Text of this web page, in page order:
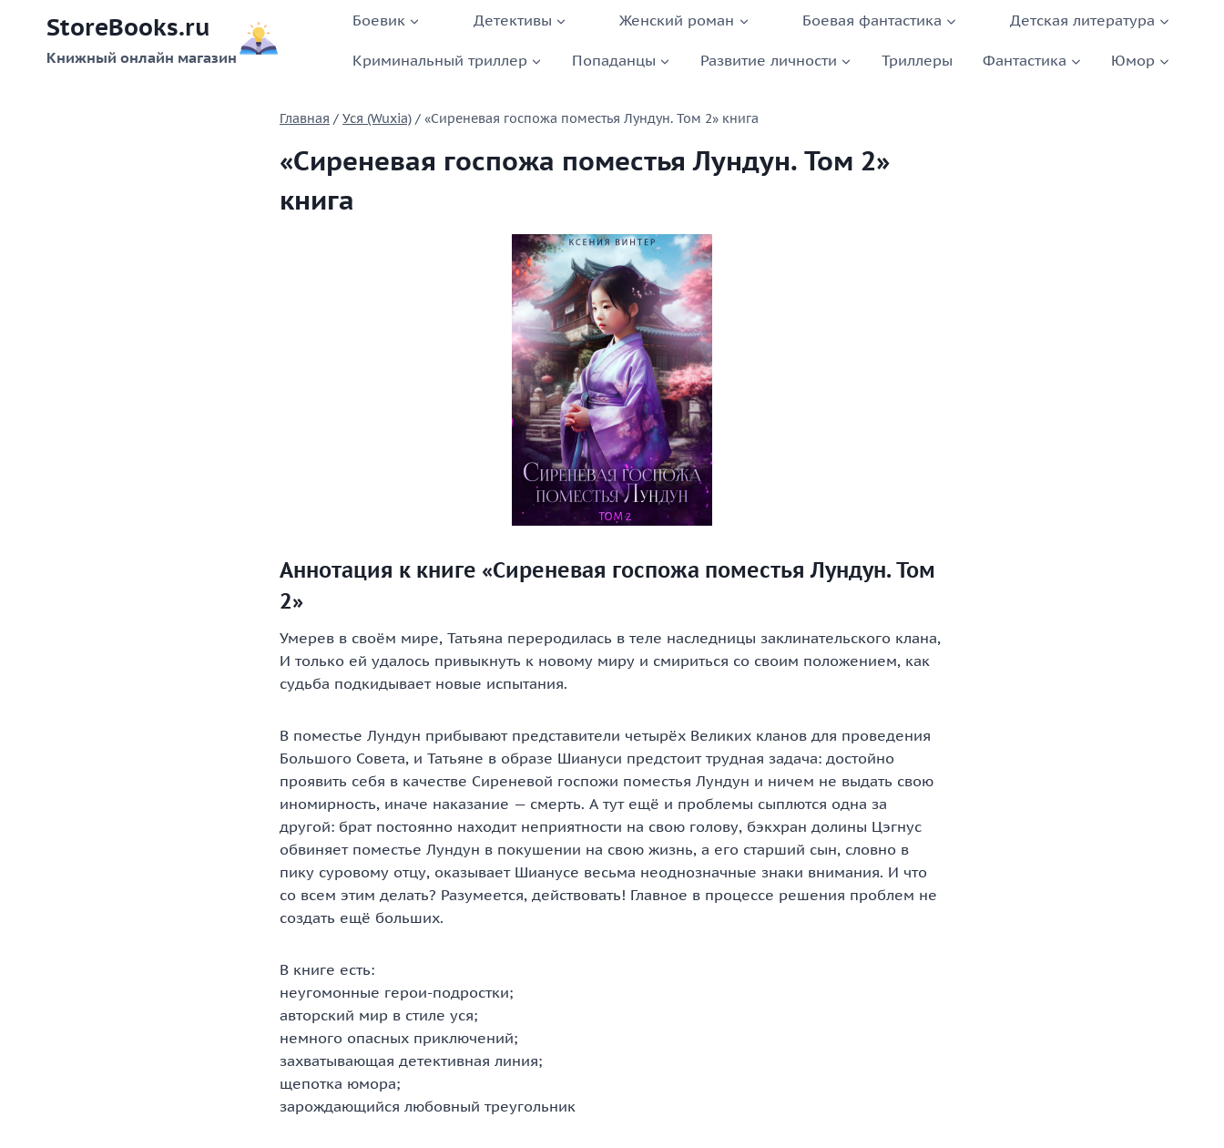
содержимому
StoreBooks.ru
Книжный онлайн магазин
Боевик Детективы Женский роман Боевая фантастика Детская литература
Криминальный триллер Попаданцы Развитие личности Триллеры Фантастика Юмор
Главная / Уся (Wuxia) / «Сиреневая госпожа поместья Лундун. Том 2» книга
«Сиреневая госпожа поместья Лундун. Том 2»
книга
Аннотация к книге «Сиреневая госпожа поместья Лундун. Том
2»
Умерев в своём мире, Татьяна переродилась в теле наследницы заклинательского клана,
И только ей удалось привыкнуть к новому миру и смириться со своим положением, как
судьба подкидывает новые испытания.
В поместье Лундун прибывают представители четырёх Великих кланов для проведения
Большого Совета, и Татьяне в образе Шиануси предстоит трудная задача: достойно
проявить себя в качестве Сиреневой госпожи поместья Лундун и ничем не выдать свою
иномирность, иначе наказание — смерть. А тут ещё и проблемы сыплются одна за
другой: брат постоянно находит неприятности на свою голову, бэкхран долины Цэгнус
обвиняет поместье Лундун в покушении на свою жизнь, а его старший сын, словно в
пику суровому отцу, оказывает Шианусе весьма неоднозначные знаки внимания. И что
со всем этим делать? Разумеется, действовать! Главное в процессе решения проблем не
создать ещё больших.
В книге есть:
неугомонные герои-подростки;
авторский мир в стиле уся;
немного опасных приключений;
захватывающая детективная линия;
щепотка юмора;
зарождающийся любовный треугольник